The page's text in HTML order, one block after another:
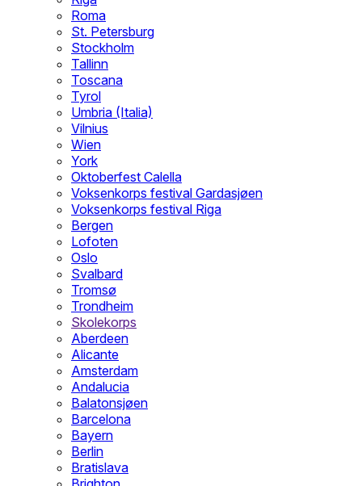
Roma
St. Petersburg
Stockholm
Tallinn
Toscana
Tyrol
Umbria (Italia)
Vilnius
Wien
York
Oktoberfest Calella
Voksenkorps festival Gardasjøen
Voksenkorps festival Riga
Bergen
Lofoten
Oslo
Svalbard
Tromsø
Trondheim
Skolekorps
Aberdeen
Alicante
Amsterdam
Andalucia
Balatonsjøen
Barcelona
Bayern
Berlin
Bratislava